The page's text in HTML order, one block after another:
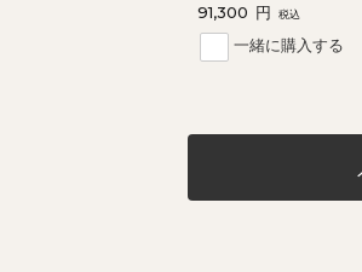
91,300 円 税込
一緒に購入する